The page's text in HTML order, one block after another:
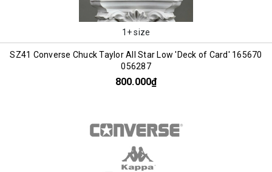
1+ size
SZ41 Converse Chuck Taylor All Star Low 'Deck of Card' 165670
056287
800.000₫